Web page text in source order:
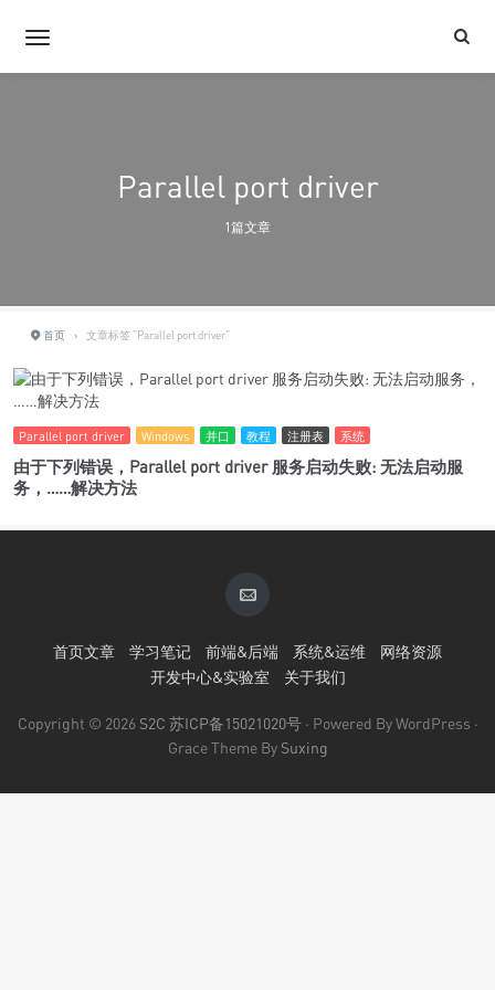
Parallel port driver
1篇文章
首页 › 文章标签 "Parallel port driver"
Parallel port driver Windows 并口 教程 注册表 系统
由于下列错误，Parallel port driver 服务启动失败: 无法启动服
务，……解决方法
首页文章 学习笔记 前端&后端 系统&运维
网络资源
开发中心&实验室
关于我们
Copyright © 2026 S2C 苏ICP备15021020号 · Powered By WordPress ·
Grace Theme By Suxing